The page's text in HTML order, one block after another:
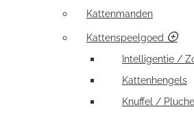
Kattenmanden
Kattenspeelgoed
Intelligentie /
Kattenhengels
Knuffel / Pluche